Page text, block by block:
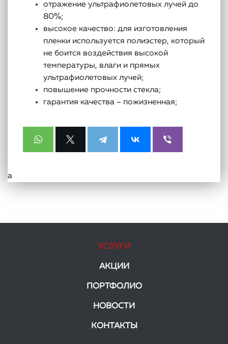
отражение ультрафиолетовых лучей до
80%;
высокое качество: для изготовления
пленки используется полиэстер, который
не боится воздействия высокой
температуры, влаги и прямых
ультрафиолетовых лучей;
повышение прочности стекла;
гарантия качества – пожизненная;
а
УСЛУГИ
АКЦИИ
ПОРТФОЛИО
НОВОСТИ
КОНТАКТЫ